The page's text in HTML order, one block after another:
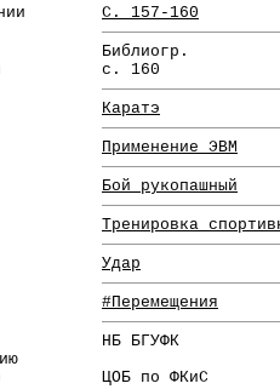
С. 157-160
Библиогр.
с. 160
Каратэ
Применение ЭВМ
Бой рукопашный
Тренировка
Удар
#Перемещения
НБ БГУФК
ЦОБ по ФКиС